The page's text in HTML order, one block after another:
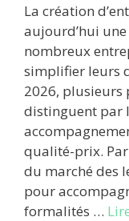
La création
aujourd’hui
nombreux
simplifier leurs
2026, plusieurs
distinguent par
qualité-prix.
du marché des
pour
formalités …